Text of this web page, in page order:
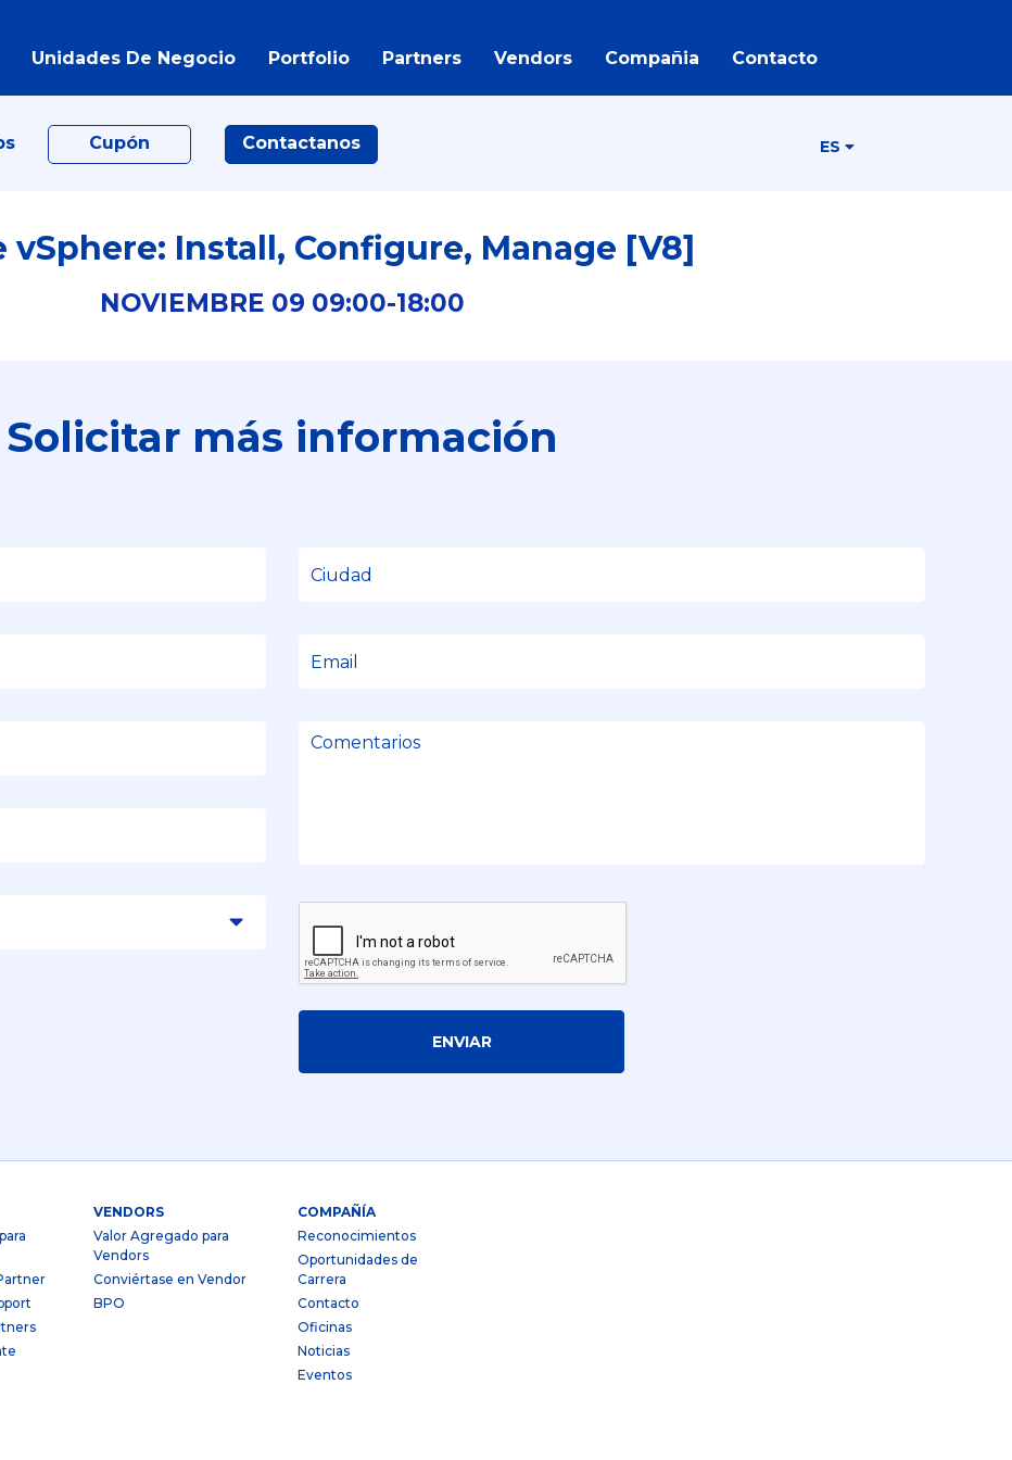
Unidades De Negocio Portfolio Partners Vendors Compañia Contacto
Cupón Contactanos ES
vSphere: Install, Configure, Manage [V8]
NOVIEMBRE 09 09:00-18:00
Solicitar más información
ENVIAR
VENDORS
Valor Agregado para
Vendors
Conviértase en Vendor
BPO
COMPAÑÍA
Reconocimientos
Oportunidades de
Carrera
Contacto
Oficinas
Noticias
Eventos